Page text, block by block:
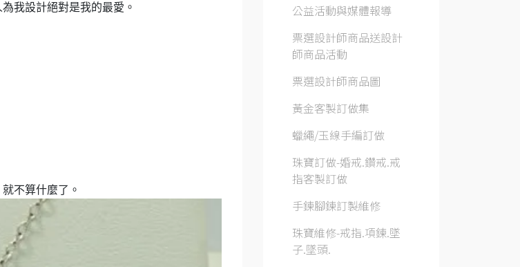
我設計絕對是我的最愛。
不算什麼了。
公益活動與媒體報導
票選設計師商品送設計
師商品活動
票選設計師商品圖
黃金客製訂做集
蠟繩/玉線手編訂做
珠寶訂做-婚戒.鑽戒.戒
指客製訂做
手鍊腳鍊訂製維修
珠寶維修-戒指.項鍊.墜
子.墜頭.